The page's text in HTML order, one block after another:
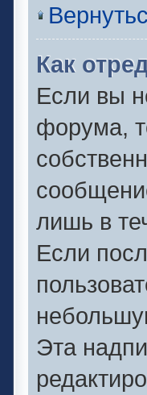
Как
Если вы
форума,
лишь в
Если
Эта